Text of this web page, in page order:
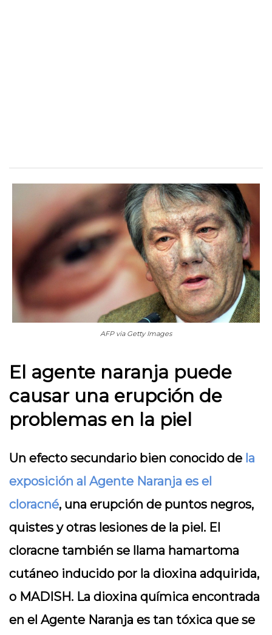
AFP via Getty Images
El agente naranja puede
causar una erupción de
problemas en la piel
Un efecto secundario bien conocido de la
exposición al Agente Naranja es el
cloracné, una erupción de puntos negros,
quistes y otras lesiones de la piel. El
cloracne también se llama hamartoma
cutáneo inducido por la dioxina adquirida,
o MADISH. La dioxina química encontrada
en el Agente Naranja es tan tóxica que se